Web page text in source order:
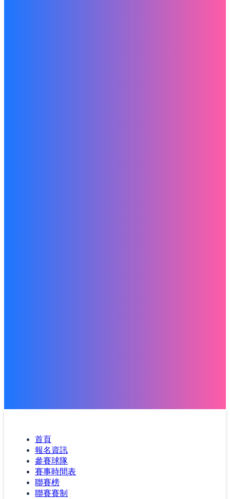
首頁
報名資訊
參賽球隊
賽事時間表
聯賽榜
聯賽賽制